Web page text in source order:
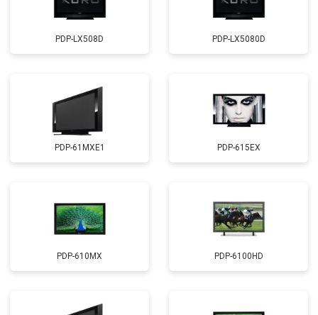
PDP-LX508D PDP-LX5080D
PDP-61MXE1 PDP-615EX
PDP-610MX PDP-6100HD